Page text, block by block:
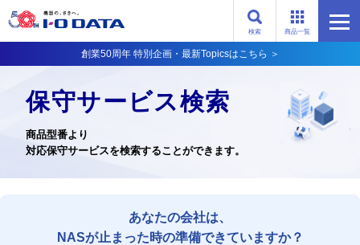
商品一覧
検索
創業50周年 特別企画・最新Topicsはこちら ＞
保守サービス検索
商品型番より
対応保守サービスを検索することができます。
あなたの会社は、
NASが止まった時の準備できていますか？